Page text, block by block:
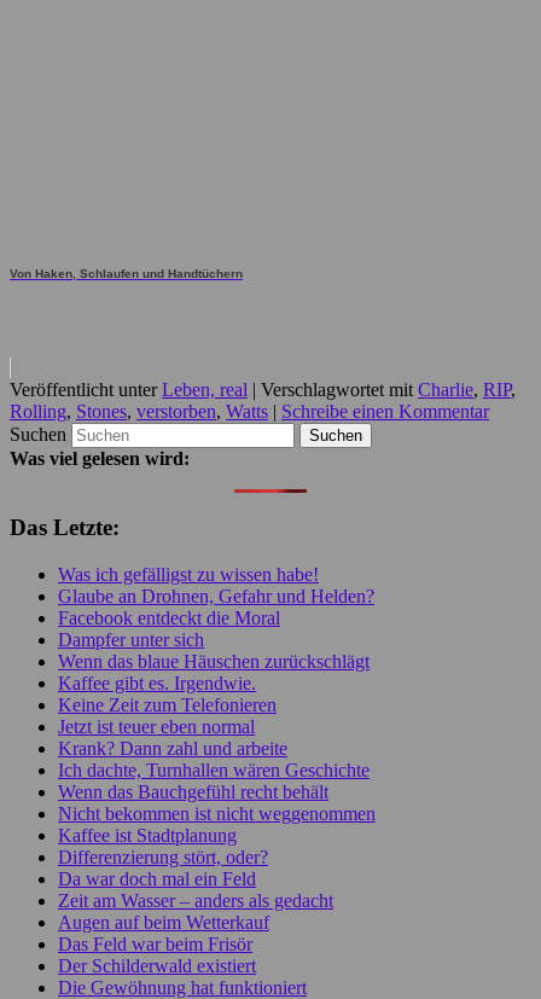
Von Haken, Schlaufen und Handtüchern
Veröffentlicht unter Leben, real | Verschlagwortet mit Charlie, RIP,
Rolling, Stones, verstorben, Watts | Schreibe einen Kommentar
Suchen
Was viel gelesen wird:
Das Letzte:
Was ich gefälligst zu wissen habe!
Glaube an Drohnen, Gefahr und Helden?
Facebook entdeckt die Moral
Dampfer unter sich
Wenn das blaue Häuschen zurückschlägt
Kaffee gibt es. Irgendwie.
Keine Zeit zum Telefonieren
Jetzt ist teuer eben normal
Krank? Dann zahl und arbeite
Ich dachte, Turnhallen wären Geschichte
Wenn das Bauchgefühl recht behält
Nicht bekommen ist nicht weggenommen
Kaffee ist Stadtplanung
Differenzierung stört, oder?
Da war doch mal ein Feld
Zeit am Wasser – anders als gedacht
Augen auf beim Wetterkauf
Das Feld war beim Frisör
Der Schilderwald existiert
Die Gewöhnung hat funktioniert